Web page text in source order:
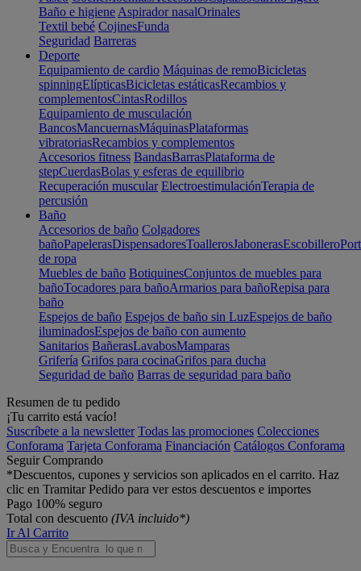
Baño e higiene Aspirador nasalOrinales
Textil bebé CojinesFunda
Seguridad Barreras
Deporte
Equipamiento de cardio Máquinas de remoBicicletas
spinningElípticasBicicletas estáticasRecambios y
complementosCintasRodillos
Equipamiento de musculación
BancosMancuernasMáquinasPlataformas
vibratoriasRecambios y complementos
Accesorios fitness BandasBarrasPlataforma de
stepCuerdasBolas y esferas de equilibrio
Recuperación muscular ElectroestimulaciónTerapia de
percusión
Baño
Accesorios de baño Colgadores
bañoPapelerasDispensadoresToallerosJabonerasEscobillero
de ropa
Muebles de baño BotiquinesConjuntos de muebles para
bañoTocadores para bañoArmarios para bañoRepisa para
baño
Espejos de baño Espejos de baño sin LuzEspejos de baño
iluminadosEspejos de baño con aumento
Sanitarios BañerasLavabosMamparas
Grifería Grifos para cocinaGrifos para ducha
Seguridad de baño Barras de seguridad para baño
Resumen de tu pedido
¡Tu carrito está vacío!
Suscríbete a la newsletter Todas las promociones Colecciones
Conforama Tarjeta Conforama Financiación Catálogos Conforama
Seguir Comprando
*Descuentos, cupones y servicios son aplicados en el carrito. Haz
clic en Tramitar Pedido para ver estos descuentos e importes
Pago 100% seguro
Total con descuento (IVA incluido*)
Ir Al Carrito